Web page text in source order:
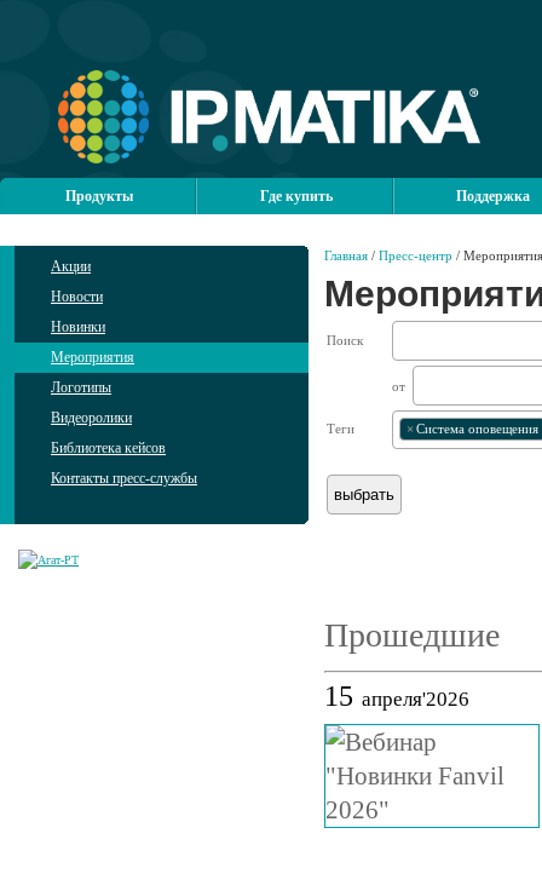
Продукты Где купить Поддержка
Акции
Новости
Новинки
Мероприятия
Логотипы
Видеоролики
Библиотека кейсов
Контакты пресс-службы
Главная / Пресс-центр / Мероприятия
Поиск
от
Теги × Система оповещения
Прошедшие
15 апреля'2026